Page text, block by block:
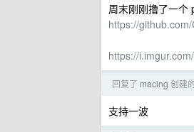
周末刚刚撸了一个
https://
https://
回复了 macing 创建
支持一波